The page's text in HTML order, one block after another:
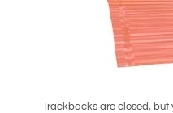
Trackbacks are closed, but